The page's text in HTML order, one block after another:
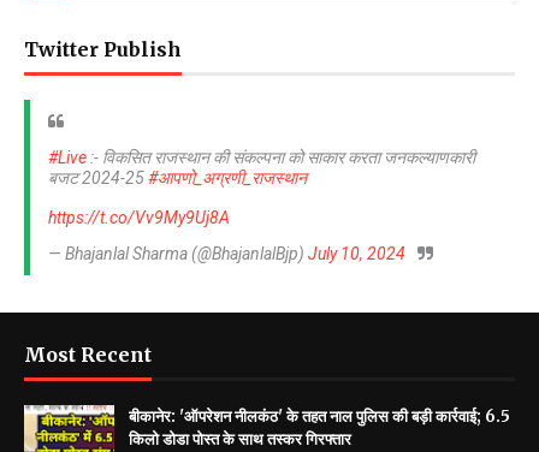
Twitter Publish
#Live :- विकसित राजस्थान की संकल्पना को साकार करता जनकल्याणकारी
बजट 2024-25#आपणो_अग्रणी_राजस्थान
https://t.co/Vv9My9Uj8A
— Bhajanlal Sharma (@BhajanlalBjp) July 10, 2024
Most Recent
बीकानेर: 'ऑपरेशन नीलकंठ' के तहत नाल पुलिस की बड़ी कार्रवाई; 6.5
किलो डोडा पोस्त के साथ तस्कर गिरफ्तार